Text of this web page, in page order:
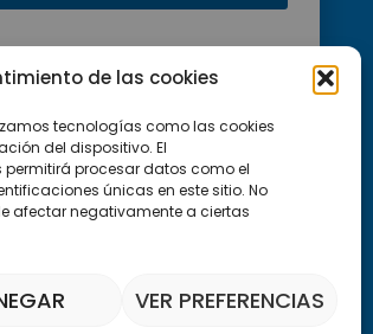
de las cookies
tecnologías como las cookies
del dispositivo. El
procesar datos como el
únicas en este sitio. No
afectar negativamente a ciertas
VER PREFERENCIAS